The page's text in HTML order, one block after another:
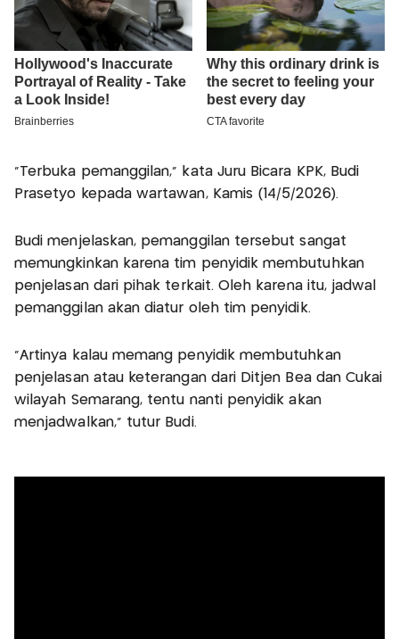
"Terbuka pemanggilan," kata Juru Bicara KPK, Budi
Prasetyo kepada wartawan, Kamis (14/5/2026).
Budi menjelaskan, pemanggilan tersebut sangat
memungkinkan karena tim penyidik membutuhkan
penjelasan dari pihak terkait. Oleh karena itu, jadwal
pemanggilan akan diatur oleh tim penyidik.
“Artinya kalau memang penyidik membutuhkan
penjelasan atau keterangan dari Ditjen Bea dan Cukai
wilayah Semarang, tentu nanti penyidik akan
menjadwalkan,” tutur Budi.